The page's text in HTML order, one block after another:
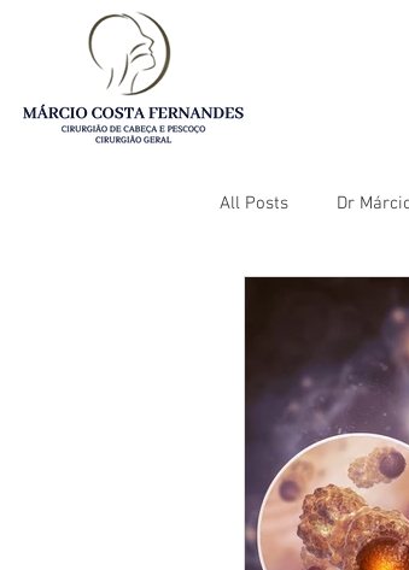
All Posts Dr
Câncer de boca